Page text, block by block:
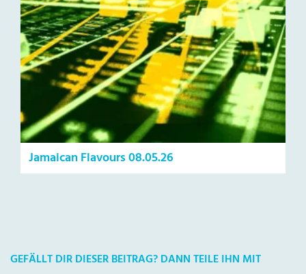
Jamaican Flavours 08.05.26
GEFÄLLT DIR DIESER BEITRAG? DANN TEILE IHN MIT